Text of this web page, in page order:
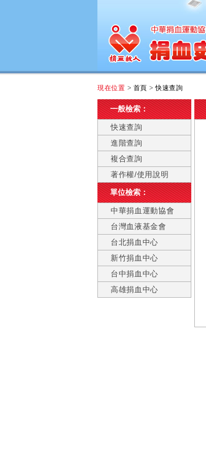
現在位置 > 首頁 >快速查詢
一般檢索：
快速查詢
進階查詢
複合查詢
著作權/使用說明
單位檢索：
中華捐血運動協會
台灣血液基金會
台北捐血中心
新竹捐血中心
台中捐血中心
高雄捐血中心